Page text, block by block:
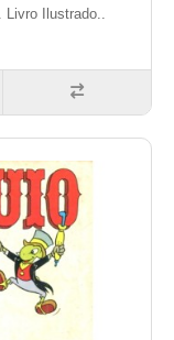
Livro Ilustrado..